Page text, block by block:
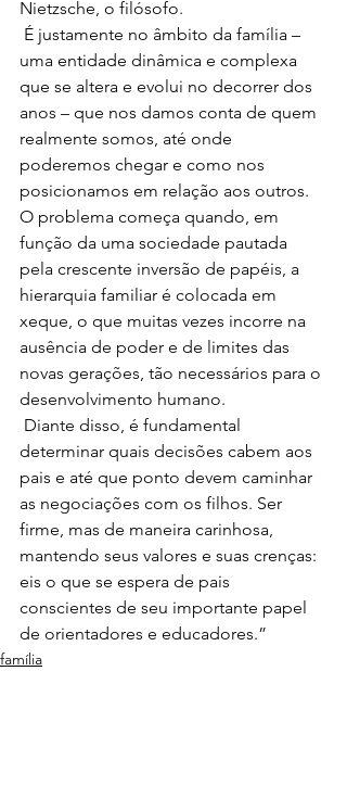
Nietzsche, o filósofo.
uma entidade dinâmica e complexa
que se altera e evolui no decorrer dos
anos – que nos damos conta de quem
realmente somos, até onde
poderemos chegar e como nos
posicionamos em relação aos outros.
O problema começa quando, em
função da uma sociedade pautada
pela crescente inversão de papéis, a
hierarquia familiar é colocada em
xeque, o que muitas vezes incorre na
ausência de poder e de limites das
novas gerações, tão necessários para o
desenvolvimento humano.
determinar quais decisões cabem aos
pais e até que ponto devem caminhar
as negociações com os filhos. Ser
firme, mas de maneira carinhosa,
mantendo seus valores e suas crenças:
eis o que se espera de pais
conscientes de seu importante papel
de orientadores e educadores.”
família